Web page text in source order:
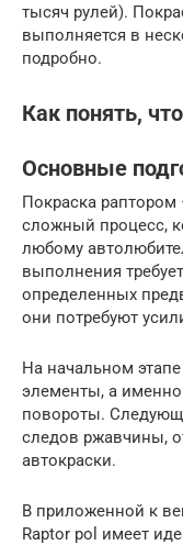
тысяч рулей).
выполняется в
подробно.
Как понять,
Основные
Покраска
сложный процесс,
любому
выполнения
определенных
они потребуют
На начальном
элементы, а
повороты.
следов ржавчины,
автокраски.
В приложенной к
Raptor pol имеет